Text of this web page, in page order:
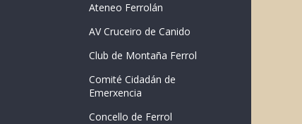
Ateneo Ferrolán
AV Cruceiro de Canido
Club de Montaña Ferrol
Comité Cidadán de
Emerxencia
Concello de Ferrol